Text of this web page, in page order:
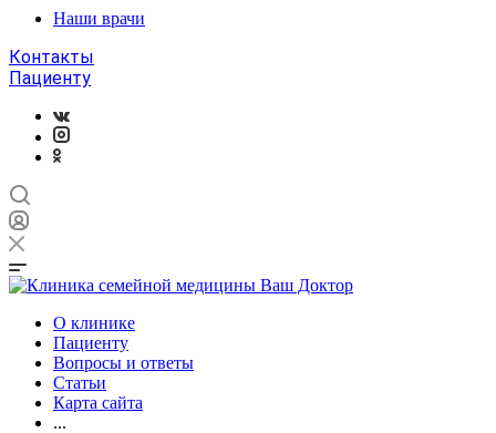
Наши врачи
Контакты
Пациенту
О клинике
Пациенту
Вопросы и ответы
Статьи
Карта сайта
...